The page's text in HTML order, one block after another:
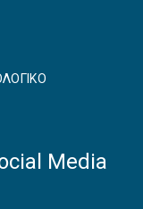
Media